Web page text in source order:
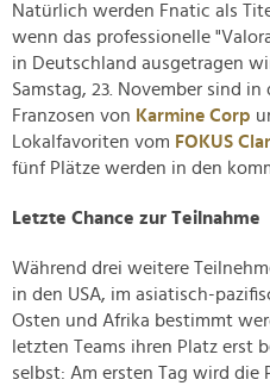
Natürlich werden Fnatic als
wenn das professionelle
in Deutschland ausgetragen
Samstag, 23. November sind
Franzosen von Karmine Corp
Lokalfavoriten vom FOKUS
fünf Plätze werden in den
Letzte Chance zur Teilnahme
Während drei weitere
in den USA, im asiatisch-
Osten und Afrika bestimmt
letzten Teams ihren Platz erst
selbst: Am ersten Tag wird die